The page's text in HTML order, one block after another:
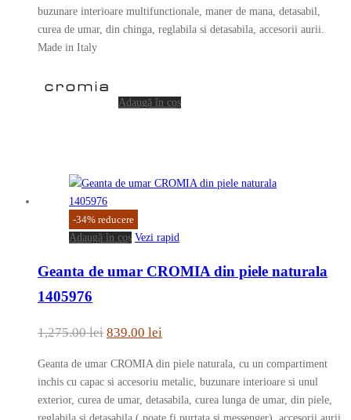
fost:
1,289.00 lei.
749.00 lei.
buzunare interioare multifunctionale, maner de mana, detasabil,
curea de umar, din chinga, reglabila si detasabila, accesorii aurii.
Made in Italy
Adaugă în coș
-34% reducere
Adaugă în coș Vezi rapid
Geanta de umar CROMIA din piele naturala
1405976
1,275.00lei Prețul
fost:
839.00 lei
este:
839.00 lei.
Geanta de umar CROMIA din piele naturala, cu un compartiment
inchis cu capac si accesoriu metalic, buzunare interioare si unul
exterior, curea de umar, detasabila, curea lunga de umar, din piele,